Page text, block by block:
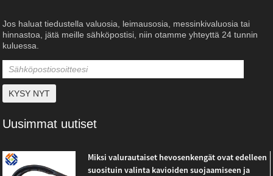
Jos haluat tiedustella valuosia, leimausosia, messinkivaluosia tai
hinnastoa, jätä meille sähköpostisi, niin otamme yhteyttä 24 tunnin
kuluessa.
Uusimmat uutiset
Miksi valurautaiset hevosenkengät ovat edelleen
suosituin valinta kavioiden suojaamiseen ja